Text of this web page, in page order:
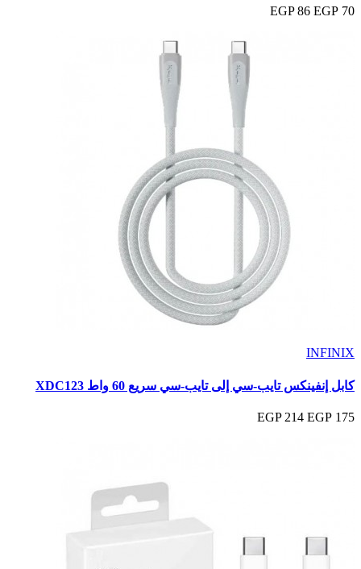
70 EGP
86 EGP
INFINIX
كابل إنفينكس تايب-سي إلى تايب-سي سريع 60 واط XDC123
175 EGP
214 EGP